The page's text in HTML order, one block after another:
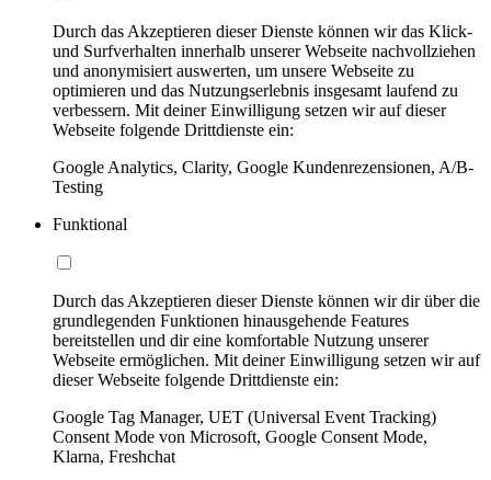
Durch das Akzeptieren dieser Dienste können wir das Klick-
und Surfverhalten innerhalb unserer Webseite nachvollziehen
und anonymisiert auswerten, um unsere Webseite zu
optimieren und das Nutzungserlebnis insgesamt laufend zu
verbessern. Mit deiner Einwilligung setzen wir auf dieser
Webseite folgende Drittdienste ein:
Google Analytics, Clarity, Google Kundenrezensionen, A/B-
Testing
Funktional
Durch das Akzeptieren dieser Dienste können wir dir über die
grundlegenden Funktionen hinausgehende Features
bereitstellen und dir eine komfortable Nutzung unserer
Webseite ermöglichen. Mit deiner Einwilligung setzen wir auf
dieser Webseite folgende Drittdienste ein:
Google Tag Manager, UET (Universal Event Tracking)
Consent Mode von Microsoft, Google Consent Mode,
Klarna, Freshchat